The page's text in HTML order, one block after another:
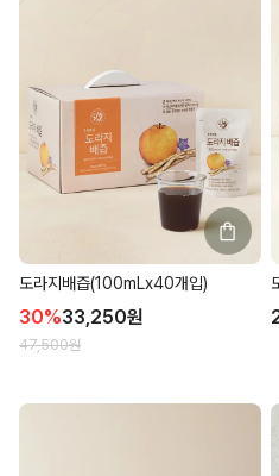
도라지배즙(100mLx40개입)
30%33,250원
47,500원